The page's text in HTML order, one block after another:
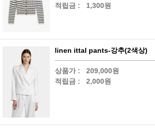
적립금 :
1,300원
linen ittal pants-강추(2색상)
상품가 :
209,000원
적립금 :
2,000원